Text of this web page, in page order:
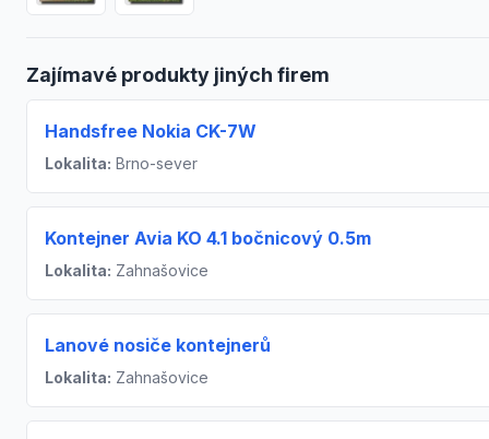
Zajímavé produkty jiných firem
Handsfree Nokia CK-7W
Lokalita: Brno-sever
Kontejner Avia KO 4.1 bočnicový 0.5m
Lokalita: Zahnašovice
Lanové nosiče kontejnerů
Lokalita: Zahnašovice